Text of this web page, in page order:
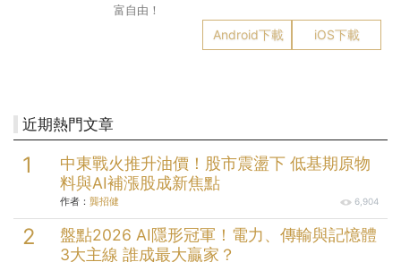
富自由！
Android下載 iOS下載
近期熱門文章
中東戰火推升油價！股市震盪下 低基期原物
料與AI補漲股成新焦點
作者： 龔招健 6,904
盤點2026 AI隱形冠軍！電力、傳輸與記憶體
3大主線 誰成最大贏家？